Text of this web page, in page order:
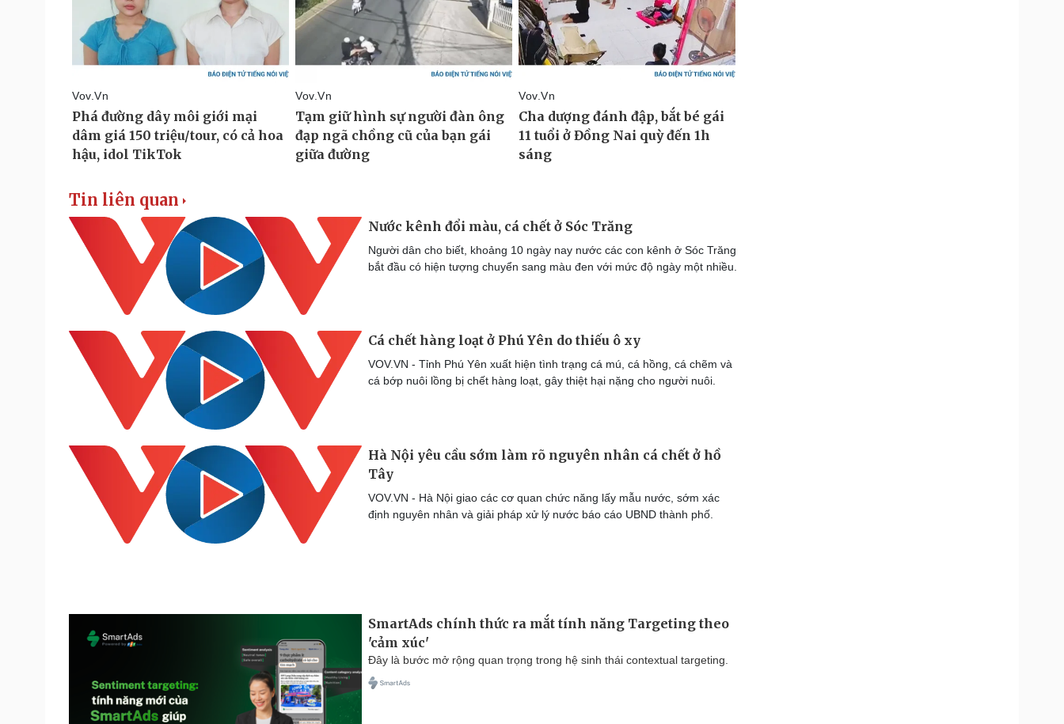
Tin liên quan
Nước kênh đổi màu, cá chết ở Sóc Trăng
Người dân cho biết, khoảng 10 ngày nay nước các con kênh ở Sóc Trăng
bắt đầu có hiện tượng chuyển sang màu đen với mức độ ngày một nhiều.
Cá chết hàng loạt ở Phú Yên do thiếu ô xy
VOV.VN - Tỉnh Phú Yên xuất hiện tình trạng cá mú, cá hồng, cá chẽm và
cá bớp nuôi lồng bị chết hàng loạt, gây thiệt hại nặng cho người nuôi.
Hà Nội yêu cầu sớm làm rõ nguyên nhân cá chết ở hồ
Tây
VOV.VN - Hà Nội giao các cơ quan chức năng lấy mẫu nước, sớm xác
định nguyên nhân và giải pháp xử lý nước báo cáo UBND thành phố.
SmartAds chính thức ra mắt tính năng Targeting theo
'cảm xúc'
Đây là bước mở rộng quan trọng trong hệ sinh thái contextual targeting.